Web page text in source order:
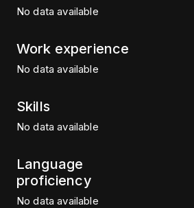
No data available
Work experience
No data available
Skills
No data available
Language
proficiency
No data available